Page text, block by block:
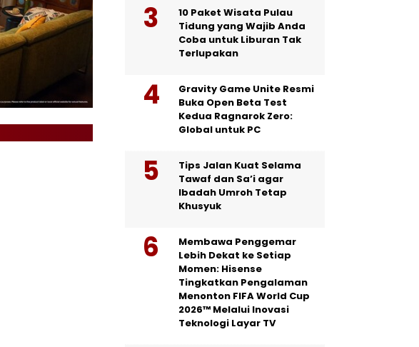
10 Paket Wisata Pulau
Tidung yang Wajib Anda
Coba untuk Liburan Tak
Terlupakan
Gravity Game Unite Resmi
Buka Open Beta Test
Kedua Ragnarok Zero:
Global untuk PC
Tips Jalan Kuat Selama
Tawaf dan Sa’i agar
Ibadah Umroh Tetap
Khusyuk
Membawa Penggemar
Lebih Dekat ke Setiap
Momen: Hisense
Tingkatkan Pengalaman
Menonton FIFA World Cup
2026™ Melalui Inovasi
Teknologi Layar TV